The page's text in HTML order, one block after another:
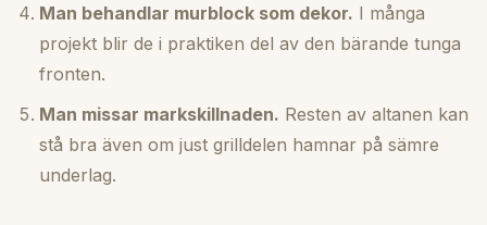
Man behandlar murblock som dekor. I många
projekt blir de i praktiken del av den bärande tunga
fronten.
Man missar markskillnaden. Resten av altanen kan
stå bra även om just grilldelen hamnar på sämre
underlag.